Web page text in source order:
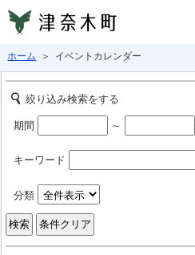
ホーム ＞ イベントカレンダー
絞り込み検索をする
期間 ～
キーワード
分類